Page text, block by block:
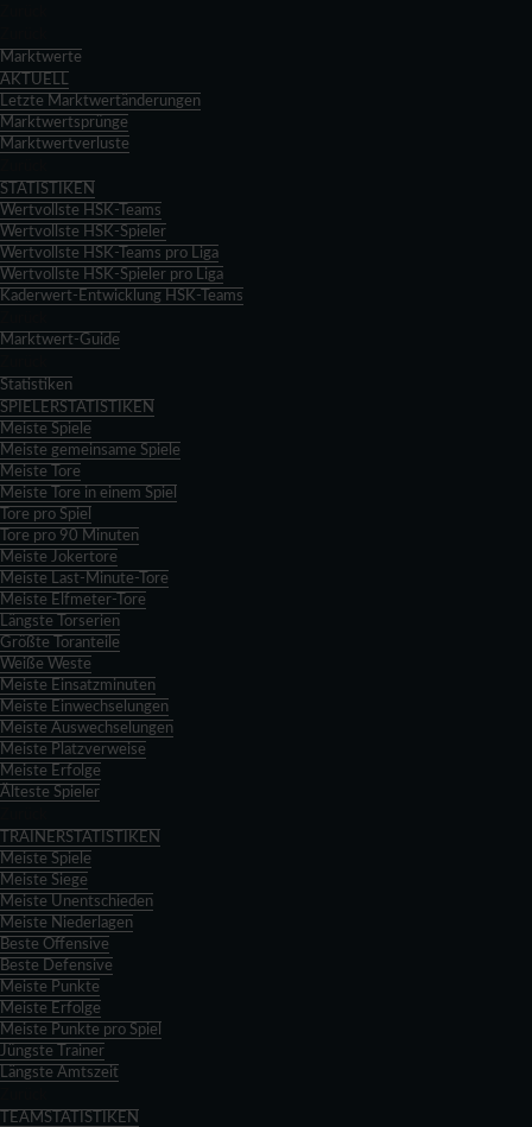
Marktwerte
AKTUELL
Letzte Marktwertänderungen
Marktwertsprünge
Marktwertverluste
STATISTIKEN
Wertvollste HSK-Teams
Wertvollste HSK-Spieler
Wertvollste HSK-Teams pro Liga
Wertvollste HSK-Spieler pro Liga
Kaderwert-Entwicklung HSK-Teams
Marktwert-Guide
Statistiken
SPIELERSTATISTIKEN
Meiste Spiele
Meiste gemeinsame Spiele
Meiste Tore
Meiste Tore in einem Spiel
Tore pro Spiel
Tore pro 90 Minuten
Meiste Jokertore
Meiste Last-Minute-Tore
Meiste Elfmeter-Tore
Längste Torserien
Größte Toranteile
Weiße Weste
Meiste Einsatzminuten
Meiste Einwechselungen
Meiste Auswechselungen
Meiste Platzverweise
Meiste Erfolge
Älteste Spieler
TRAINERSTATISTIKEN
Meiste Spiele
Meiste Siege
Meiste Unentschieden
Meiste Niederlagen
Beste Offensive
Beste Defensive
Meiste Punkte
Meiste Erfolge
Meiste Punkte pro Spiel
Jüngste Trainer
Längste Amtszeit
TEAMSTATISTIKEN